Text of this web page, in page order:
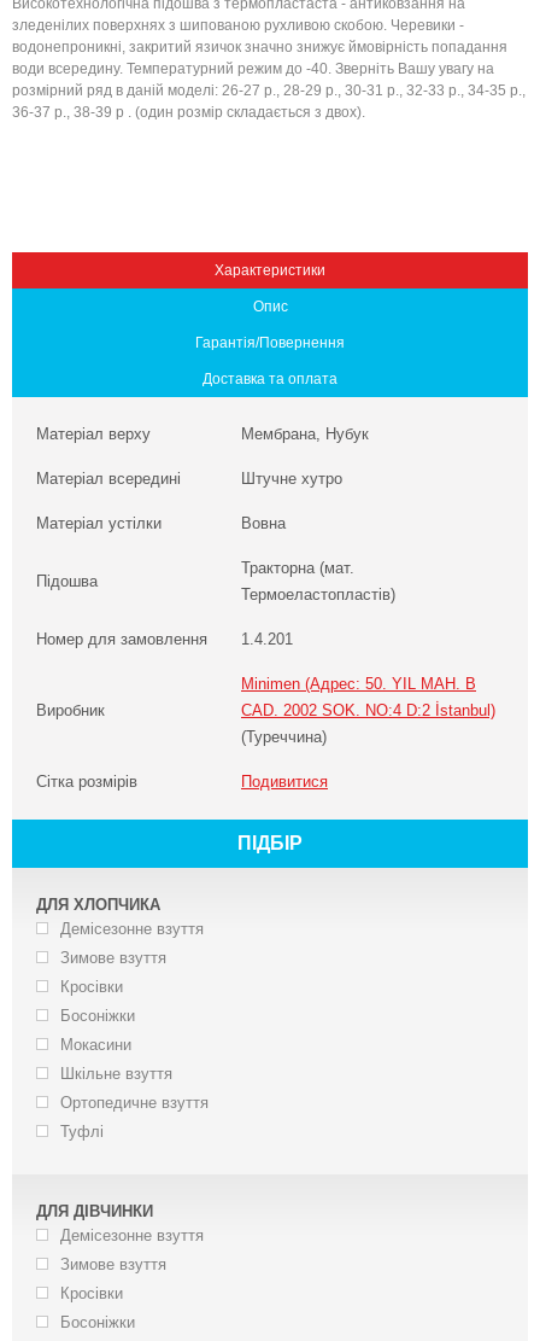
Високотехнологічна підошва з термопластаста - антиковзання на
зледенілих поверхнях з шипованою рухливою скобою. Черевики -
водонепроникні, закритий язичок значно знижує ймовірність попадання
води всередину. Температурний режим до -40. Зверніть Вашу увагу на
розмірний ряд в даній моделі: 26-27 р., 28-29 р., 30-31 р., 32-33 р., 34-35 р.,
36-37 р., 38-39 р . (один розмір складається з двох).
Характеристики
Опис
Гарантія/Повернення
Доставка та оплата
Матеріал верху Мембрана, Нубук
Матеріал всередині Штучне хутро
Матеріал устілки Вовна
Підошва
Тракторна (мат.
Термоеластопластів)
Номер для замовлення 1.4.201
Виробник
Minimen (Адрес: 50. YIL MAH. B
CAD. 2002 SOK. NO:4 D:2 İstanbul)
(Туреччина)
Сітка розмірів Подивитися
ПІДБІР
ДЛЯ ХЛОПЧИКА
Демісезонне взуття
Зимове взуття
Кросівки
Босоніжки
Мокасини
Шкільне взуття
Ортопедичне взуття
Туфлі
ДЛЯ ДІВЧИНКИ
Демісезонне взуття
Зимове взуття
Кросівки
Босоніжки